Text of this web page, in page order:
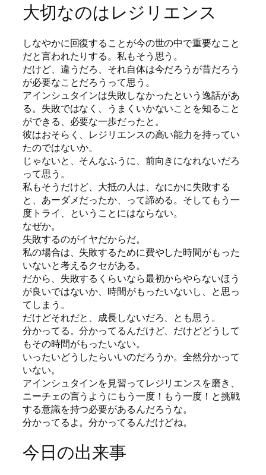
大切なのはレジリエンス
しなやかに回復することが今の世の中で重要なこと
だと言われたりする。私もそう思う。
だけど、違うだろ、それ自体は今だろうが昔だろう
が必要なことだろうって思う。
アインシュタインは失敗しなかったという逸話があ
る。失敗ではなく、うまくいかないことを知ること
ができる、必要な一歩だったと。
彼はおそらく、レジリエンスの高い能力を持ってい
たのではないか。
じゃないと、そんなふうに、前向きになれないだろ
って思う。
私もそうだけど、大抵の人は、なにかに失敗する
と、あーダメだったか、って諦める。そしてもう一
度トライ、ということにはならない。
なぜか。
失敗するのがイヤだからだ。
私の場合は、失敗するために費やした時間がもった
いないと考えるクセがある。
だから、失敗するくらいなら最初からやらないほう
が良いではないか、時間がもったいないし、と思っ
てしまう。
だけどそれだと、成長しないだろ、とも思う。
分かってる。分かってるんだけど、だけどどうして
もその時間がもったいない。
いったいどうしたらいいのだろうか。全然分かって
いない。
アインシュタインを見習ってレジリエンスを磨き、
ニーチェの言うようにもう一度！もう一度！と挑戦
する意識を持つ必要があるんだろうな。
分かってるよ。分かってるんだけどね。
今日の出来事